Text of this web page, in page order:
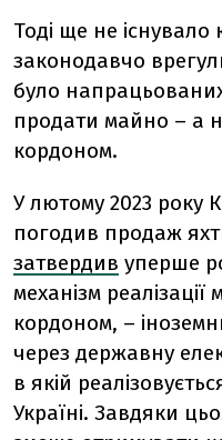
Тоді ще не існувало
законодавчо
було
продати майно – а
кордоном.
У лютому 2023 року
погодив продаж
затвердив уперше
механізм
кордоном, –
через державну
в якій
Україні. Завдяки